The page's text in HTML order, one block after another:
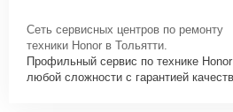
Сеть сервисных центров по ремонту
техники Honor в Тольятти.
Профильный сервис по технике
любой сложности с гарантией